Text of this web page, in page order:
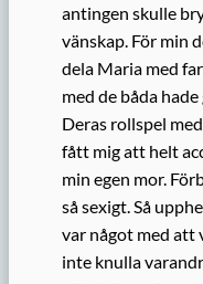
antingen skulle
vänskap. För min
dela Maria med
med de båda
Deras rollspel
fått mig att helt
min egen mor.
så sexigt. Så
var något med att
inte knulla